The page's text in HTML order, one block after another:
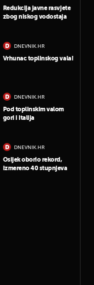
Redukcija javne rasvjete
zbog niskog vodostaja
DNEVNIK.HR
Vrhunac toplinskog vala!
DNEVNIK.HR
Pod toplinskim valom
gori i Italija
DNEVNIK.HR
Osijek oborio rekord,
izmereno 40 stupnjeva